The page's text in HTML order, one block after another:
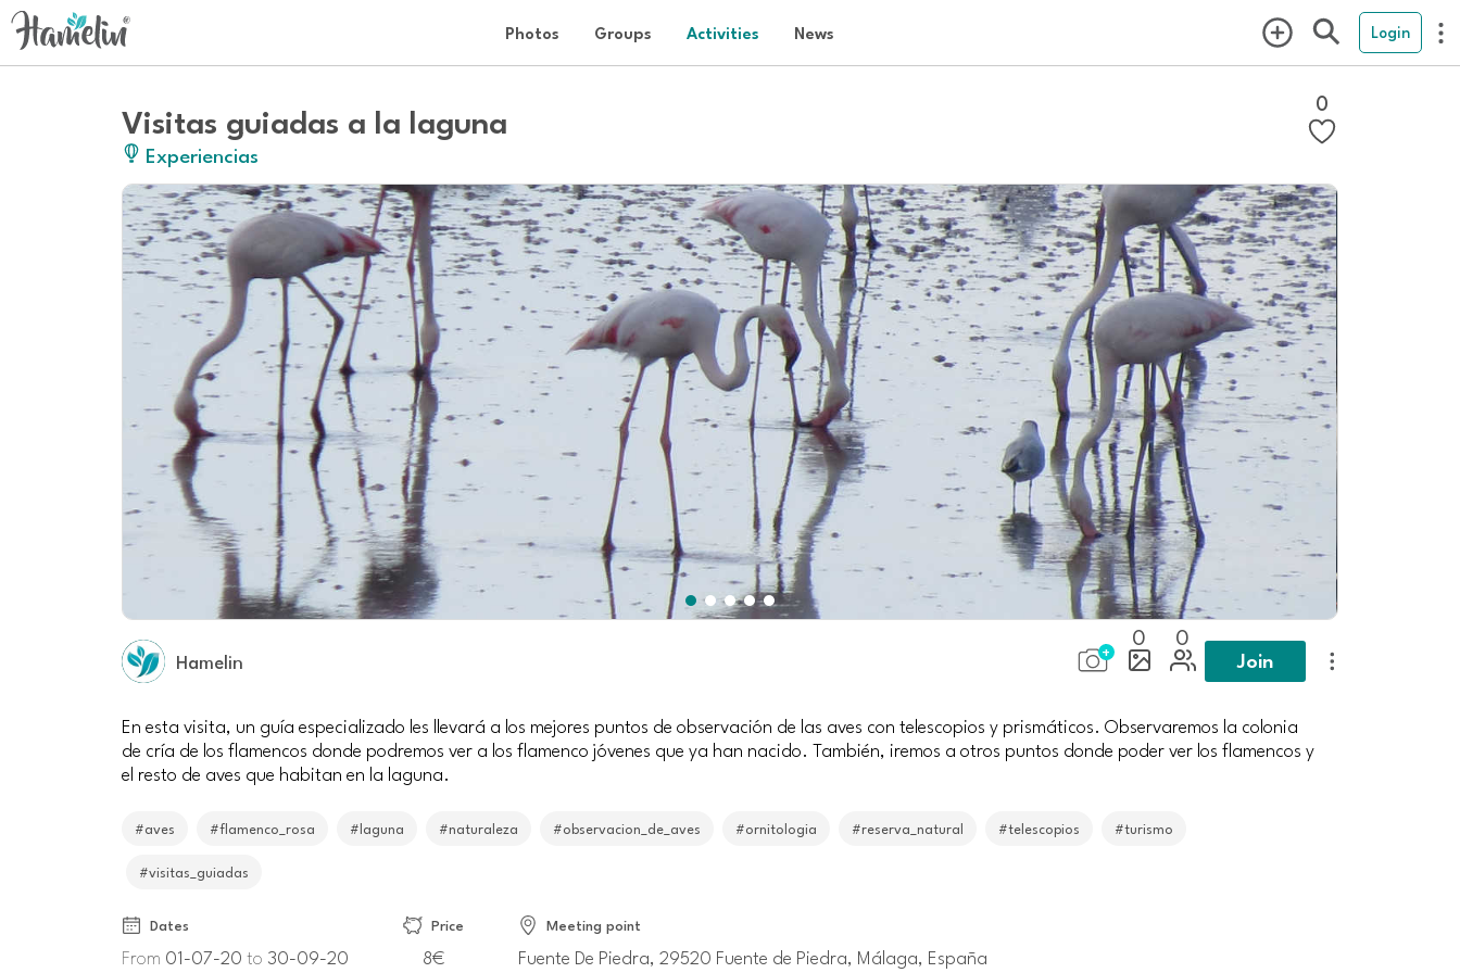
Photos Groups Activities News Login
Visitas guiadas a la laguna
Experiencias
0
Hamelin
0 0
Join
En esta visita, un guía especializado les llevará a los mejores puntos de observación de las aves con telescopios y prismáticos. Observaremos la colonia
de cría de los flamencos donde podremos ver a los flamenco jóvenes que ya han nacido. También, iremos a otros puntos donde poder ver los flamencos y
el resto de aves que habitan en la laguna.
#aves #flamenco_rosa #laguna #naturaleza #observacion_de_aves #ornitologia #reserva_natural #telescopios #turismo
#visitas_guiadas
Dates
From 01-07-20to 30-09-20
Price
8€
Meeting point
Fuente De Piedra, 29520 Fuente de Piedra, Málaga, España